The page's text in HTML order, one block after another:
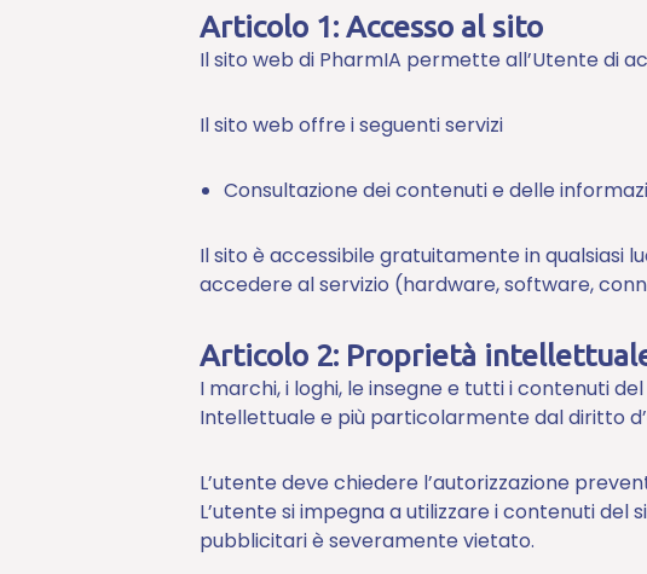
Articolo 1: Accesso al sito
Il sito web di PharmIA permette all’Utente di
Il sito web offre i seguenti servizi
Consultazione dei contenuti e delle
Il sito è accessibile gratuitamente in qualsiasi
accedere al servizio (hardware, software,
Articolo 2: Proprietà
I marchi, i loghi, le insegne e tutti i contenuti
Intellettuale e più particolarmente dal diritto
L’utente deve chiedere l’autorizzazione
L’utente si impegna a utilizzare i contenuti
pubblicitari è severamente vietato.